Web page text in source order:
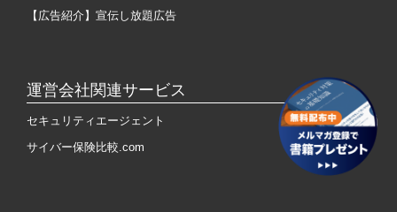
【広告紹介】宣伝し放題広告
運営会社関連サービス
セキュリティエージェント
サイバー保険比較.com